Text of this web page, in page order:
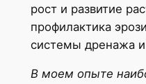
рост и развитие
профилактика
системы дренажа
В моем опыте